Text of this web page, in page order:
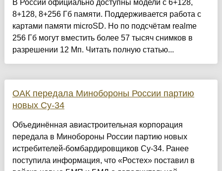
В России официально доступны модели с 6+128,
8+128, 8+256 Гб памяти. Поддерживается работа с
картами памяти microSD. Но по подсчётам realme
256 Гб могут вместить более 57 тысяч снимков в
разрешении 12 Мп. Читать полную статью...
ОАК передала Минобороны России партию
новых Су-34
Объединённая авиастроительная корпорация
передала в Минобороны России партию новых
истребителей-бомбардировщиков Су-34. Ранее
поступила информация, что «Ростех» поставил в